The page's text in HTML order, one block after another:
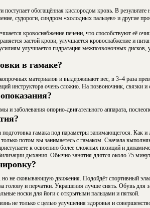
поступает обогащённая кислородом кровь. В
судороги, синдром «холодных пальцев» и другие
кровоснабжение печени, что способствуют её
застой крови, улучшается кровоснабжение и
улучшается гидратация межпозвоночных дисков,
в гамаке?
материалов и выдерживают вес, в 3–4 раза
инструктора очень сложно. На позвоночник, связки и
и заболевания опорно-двигательного аппарата,
гамака под параметры занимающегося. Как и
потом вы занимаетесь с гамаком. Сначала
к освоению более сложных позиций и
дыхания. Обычно занятия длятся около 75
не сковывающую движения. Подойдёт спортивный
голову и перчатки. Украшения лучше снять. Обувь для
носки для йоги с открытыми пальцами и пяткой.
не только с целью улучшения здоровья и